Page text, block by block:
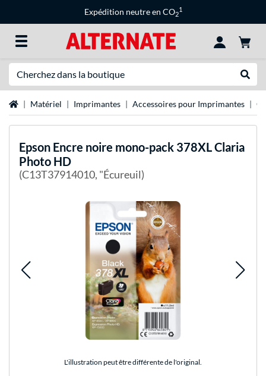
Expédition neutre en CO2
1
Page d'accueil
Matériel Imprimantes Accessoires pour Imprimantes
Epson Encre noire mono-pack 378XL Claria
Photo HD
(C13T37914010, "Écureuil)
L'illustration peut être différente de l'original.